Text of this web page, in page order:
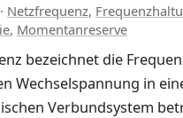
· Netzfrequenz,
, Momentanreserve
bezeichnet die
Wechselspannung in
Verbundsystem